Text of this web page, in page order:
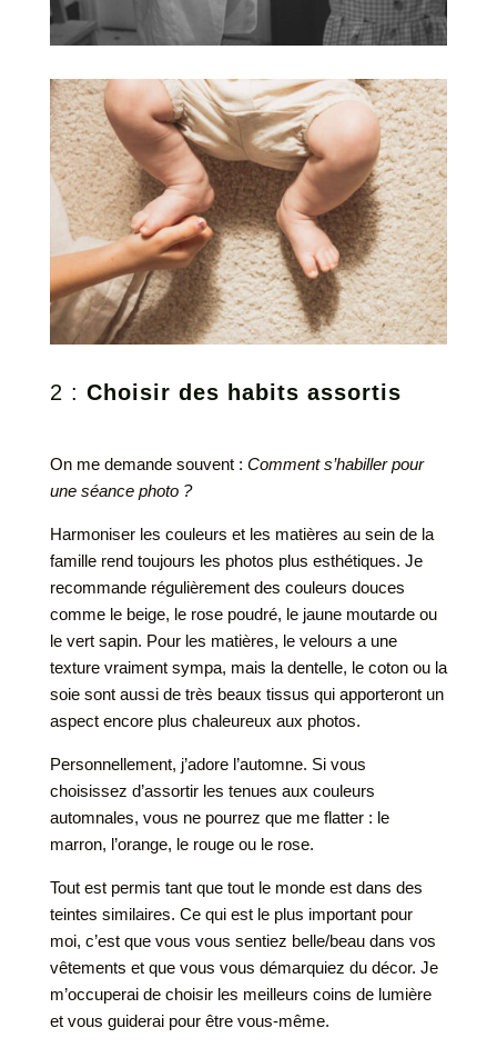
2 : Choisir des habits assortis
On me demande souvent : Comment s’habiller pour
une séance photo ?
Harmoniser les couleurs et les matières au sein de la
famille rend toujours les photos plus esthétiques. Je
recommande régulièrement des couleurs douces
comme le beige, le rose poudré, le jaune moutarde ou
le vert sapin. Pour les matières, le velours a une
texture vraiment sympa, mais la dentelle, le coton ou la
soie sont aussi de très beaux tissus qui apporteront un
aspect encore plus chaleureux aux photos.
Personnellement, j’adore l’automne. Si vous
choisissez d’assortir les tenues aux couleurs
automnales, vous ne pourrez que me flatter : le
marron, l’orange, le rouge ou le rose.
Tout est permis tant que tout le monde est dans des
teintes similaires. Ce qui est le plus important pour
moi, c’est que vous vous sentiez belle/beau dans vos
vêtements et que vous vous démarquiez du décor. Je
m’occuperai de choisir les meilleurs coins de lumière
et vous guiderai pour être vous-même.